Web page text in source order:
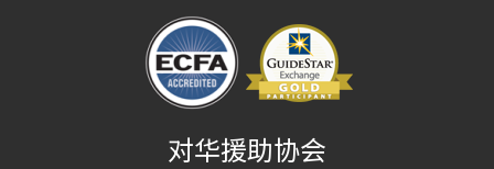
对华援助协会